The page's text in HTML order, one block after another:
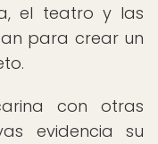
el teatro y las
para crear un
con otras
evidencia su